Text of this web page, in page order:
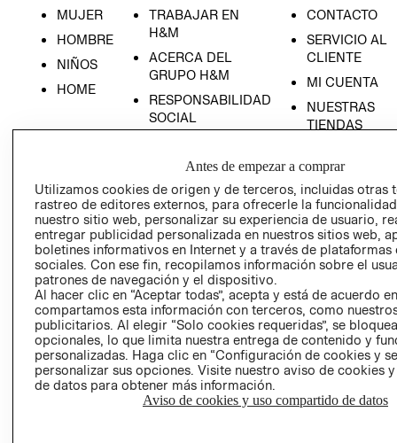
MUJER
HOMBRE
NIÑOS
HOME
TRABAJAR EN
H&M
ACERCA DEL
GRUPO H&M
RESPONSABILIDAD
SOCIAL
RELACIÓN CON
INVERSIONISTAS
POLÍTICA
EMPRESARIAL
CONTACTO
SERVICIO AL
CLIENTE
MI CUENTA
NUESTRAS
TIENDAS
- RETIRO EN
TIENDA
TÉRMINOS Y
CONDICIONES
AVISO DE
PRIVACIDAD
GIFT CARD
AVISO DE
COOKIES
Antes de empezar a comprar
Utilizamos cookies de origen y de terceros, incluidas otras
rastreo de editores externos, para ofrecerle la
nuestro sitio web, personalizar su experiencia de usuario,
entregar publicidad personalizada en nuestros sitios web,
boletines informativos en Internet y a través de plataformas
sociales. Con ese fin, recopilamos información sobre el
patrones de navegación y el dispositivo.
Al hacer clic en “Aceptar todas”, acepta y está de acuerdo
compartamos esta información con terceros, como
publicitarios. Al elegir “Solo cookies requeridas”, se
opcionales, lo que limita nuestra entrega de contenido y
personalizadas. Haga clic en “Configuración de cookies y
personalizar sus opciones. Visite nuestro aviso de cookies
de datos para obtener más información.
Aviso de cookies y uso compartido de datos